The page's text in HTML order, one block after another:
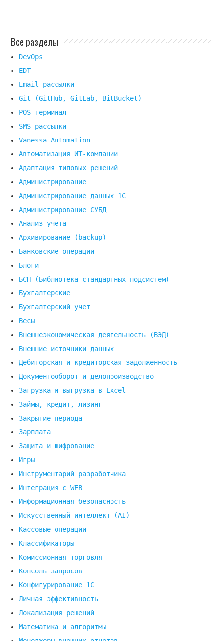
Все разделы
DevOps
EDT
Email рассылки
Git (GitHub, GitLab, BitBucket)
POS терминал
SMS рассылки
Vanessa Automation
Автоматизация ИТ-компании
Адаптация типовых решений
Администрирование
Администрирование данных 1С
Администрирование СУБД
Анализ учета
Архивирование (backup)
Банковские операции
Блоги
БСП (Библиотека стандартных подсистем)
Бухгалтерские
Бухгалтерский учет
Весы
Внешнеэкономическая деятельность (ВЭД)
Внешние источники данных
Дебиторская и кредиторская задолженность
Документооборот и делопроизводство
Загрузка и выгрузка в Excel
Займы, кредит, лизинг
Закрытие периода
Зарплата
Защита и шифрование
Игры
Инструментарий разработчика
Интеграция с WEB
Информационная безопасность
Искусственный интеллект (AI)
Кассовые операции
Классификаторы
Комиссионная торговля
Консоль запросов
Конфигурирование 1С
Личная эффективность
Локализация решений
Математика и алгоритмы